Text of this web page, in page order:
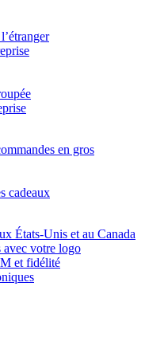
en gros
cadeaux
États-Unis et au Canada
avec votre logo
et fidélité